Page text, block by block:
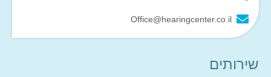
Office@hearingcenter.co.il
שירותים